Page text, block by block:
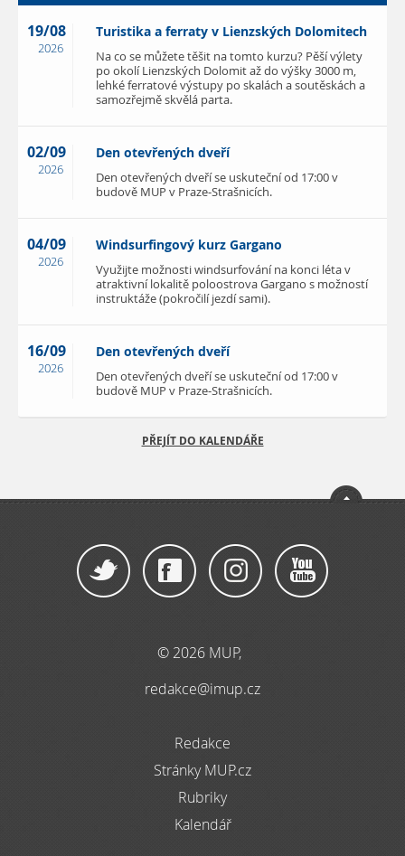
19/08
2026
Turistika a ferraty v Lienzských Dolomitech
Na co se můžete těšit na tomto kurzu? Pěší výlety
po okolí Lienzských Dolomit až do výšky 3000 m,
lehké ferratové výstupy po skalách a soutěskách a
samozřejmě skvělá parta.
02/09
2026
Den otevřených dveří
Den otevřených dveří se uskuteční od 17:00 v
budově MUP v Praze-Strašnicích.
04/09
2026
Windsurfingový kurz Gargano
Využijte možnosti windsurfování na konci léta v
atraktivní lokalitě poloostrova Gargano s možností
instruktáže (pokročilí jezdí sami).
16/09
2026
Den otevřených dveří
Den otevřených dveří se uskuteční od 17:00 v
budově MUP v Praze-Strašnicích.
PŘEJÍT DO KALENDÁŘE
© 2026 MUP,
redakce@imup.cz
Redakce
Stránky MUP.cz
Rubriky
Kalendář